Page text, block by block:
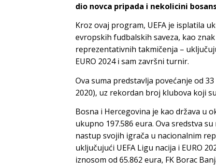
dio novca pripada i nekolicini
Kroz ovaj program, UEFA je isplatila
evropskih fudbalskih saveza, kao
reprezentativnih takmičenja –
EURO 2024 i sam završni turnir.
Ova suma predstavlja povećanje od
2020), uz rekordan broj klubova koji
Bosna i Hercegovina je kao država u
ukupno 197.586 eura. Ova sredstva
nastup svojih igrača u nacionalnim
uključujući UEFA Ligu nacija i EURO
iznosom od 65.862 eura, FK Borac